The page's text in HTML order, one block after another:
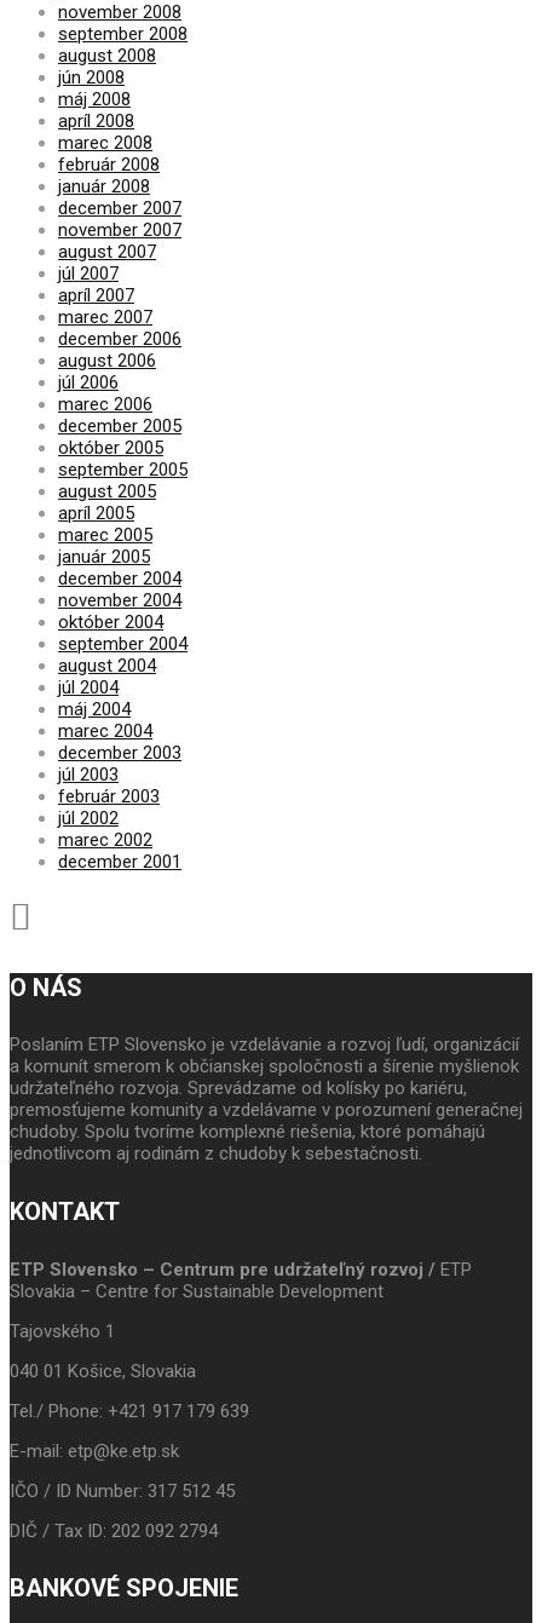
november 2008
september 2008
august 2008
jún 2008
máj 2008
apríl 2008
marec 2008
február 2008
január 2008
december 2007
november 2007
august 2007
júl 2007
apríl 2007
marec 2007
december 2006
august 2006
júl 2006
marec 2006
december 2005
október 2005
september 2005
august 2005
apríl 2005
marec 2005
január 2005
december 2004
november 2004
október 2004
september 2004
august 2004
júl 2004
máj 2004
marec 2004
december 2003
júl 2003
február 2003
júl 2002
marec 2002
december 2001
O NÁS
Poslaním ETP Slovensko je vzdelávanie a rozvoj ľudí, organizácií
a komunít smerom k občianskej spoločnosti a šírenie myšlienok
udržateľného rozvoja. Sprevádzame od kolísky po kariéru,
premosťujeme komunity a vzdelávame v porozumení generačnej
chudoby. Spolu tvoríme komplexné riešenia, ktoré pomáhajú
jednotlivcom aj rodinám z chudoby k sebestačnosti.
KONTAKT
ETP Slovensko – Centrum pre udržateľný rozvoj / ETP
Slovakia – Centre for Sustainable Development
Tajovského 1
040 01 Košice, Slovakia
Tel./ Phone: +421 917 179 639
E-mail: etp@ke.etp.sk
IČO / ID Number: 317 512 45
DIČ / Tax ID: 202 092 2794
BANKOVÉ SPOJENIE